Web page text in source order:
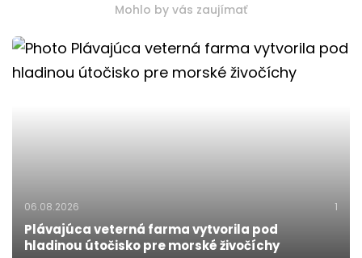
Mohlo by vás zaujímať
06.08.2026 1
Plávajúca veterná farma vytvorila pod
hladinou útočisko pre morské živočíchy